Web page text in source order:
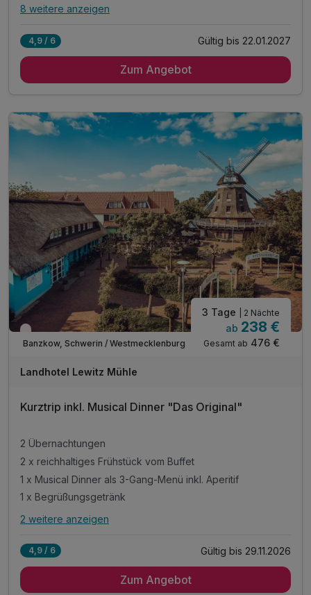
Alle Inklusivleistungen
2 x reichhaltiges Frühstück vom Buffet
1 x Rad,-Wanderkarte
1 x Flasche Wasser auf dem Zimmer
inkl. Entspannen in unserem Wellnessbereich
- Ganztägige Wellnessnutzung am Abreisetag
- Sauna zur Entspannung
- Erholung in ländlicher Atmosphäre
- Rückzugsort zum Abschalten
inkl. WLAN
8 weitere anzeigen
4,9 / 6 Gültig bis 22.01.2027
Zum Angebot
Wieder frei ab November
Banzkow, Schwerin / Westmecklenburg
3 Tage | 2 Nächte
ab 238 €
Gesamt ab 476 €
Landhotel Lewitz Mühle
Kurztrip inkl. Musical Dinner "Das Original"
2 Übernachtungen
2 x reichhaltiges Frühstück vom Buffet
1 x Musical Dinner als 3-Gang-Menü inkl. Aperitif
1 x Begrüßungsgetränk
Alle Inklusivleistungen
2 x reichhaltiges Frühstück vom Buffet
2 weitere anzeigen
4,9 / 6 Gültig bis 29.11.2026
Zum Angebot